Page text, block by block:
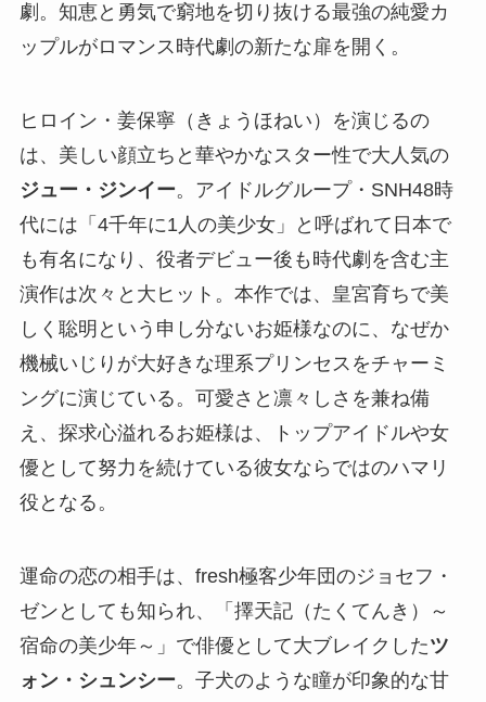
劇。知恵と勇気で窮地を切り抜ける最強の純愛カ
ップルがロマンス時代劇の新たな扉を開く。
ヒロイン・姜保寧（きょうほねい）を演じるの
は、美しい顔立ちと華やかなスター性で大人気の
ジュー・ジンイー。アイドルグループ・SNH48時
代には「4千年に1人の美少女」と呼ばれて日本で
も有名になり、役者デビュー後も時代劇を含む主
演作は次々と大ヒット。本作では、皇宮育ちで美
しく聡明という申し分ないお姫様なのに、なぜか
機械いじりが大好きな理系プリンセスをチャーミ
ングに演じている。可愛さと凛々しさを兼ね備
え、探求心溢れるお姫様は、トップアイドルや女
優として努力を続けている彼女ならではのハマリ
役となる。
運命の恋の相手は、fresh極客少年団のジョセフ・
ゼンとしても知られ、「擇天記（たくてんき）～
宿命の美少年～」で俳優として大ブレイクしたツ
ォン・シュンシー。子犬のような瞳が印象的な甘